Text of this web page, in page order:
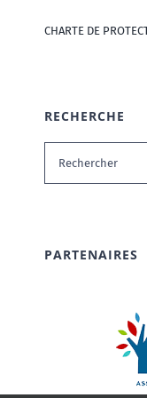
CHARTE DE
RECHERCHE
Rechercher:
PARTENAIRES